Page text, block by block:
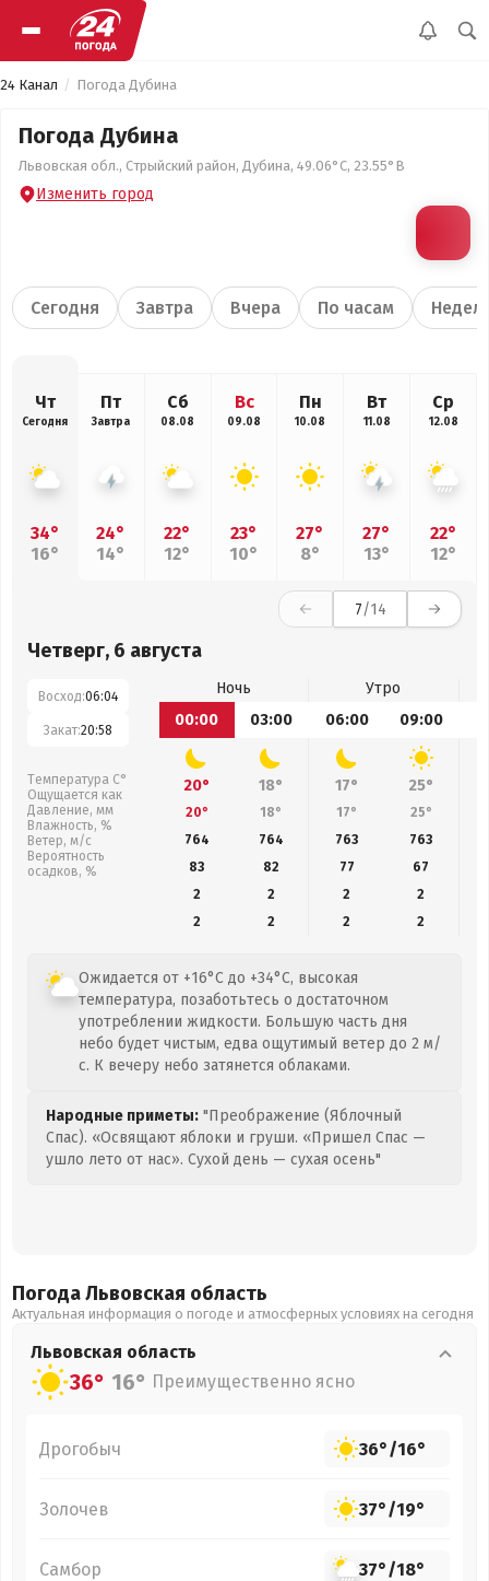
24 Канал Погода Дубина
Погода Дубина
Львовская обл., Стрыйский район, Дубина, 49.06°С, 23.55°В
Изменить город
Сегодня Завтра Вчера По часам
Чт
Сегодня
34°
16°
Пт
Завтра
24°
14°
Сб
08.08
22°
12°
Вс
09.08
23°
10°
Пн
10.08
27°
8°
Вт
11.08
27°
13°
Ср
12.08
22°
12°
7/14
Четверг, 6 августа
Восход:06:04
Закат:20:58
Температура С°
Ощущается как
Давление, мм
Влажность, %
Ветер, м/с
Вероятность
осадков, %
Ночь
Утро
00:00
03:00 06:00 09:00
20° 18° 17° 25°
20° 18° 17° 25°
764
764 763 763
83
82 77 67
2
2 2
2
2
2 2 2
Ожидается от +16°C до +34°C, высокая
температура, позаботьтесь о достаточном
употреблении жидкости. Большую часть дня
небо будет чистым, едва ощутимый ветер до 2 м/
с. К вечеру небо затянется облаками.
Народные приметы: "Преображение (Яблочный
Спас). «Освящают яблоки и груши. «Пришел Спас —
ушло лето от нас». Сухой день — сухая осень"
Погода Львовская область
Актуальная информация о погоде и атмосферных условиях на сегодня
Львовская область
36° 16° Преимущественно ясно
Дрогобыч 36°/16°
Золочев 37°/19°
Самбор 37°/18°